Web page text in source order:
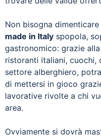
Non bisogna
made in Italy spopola,
gastronomico: grazie
ristoranti italiani, cuochi,
settore alberghiero,
di mettersi in gioco
lavorative rivolte a chi
area.
Ovviamente si dovrà